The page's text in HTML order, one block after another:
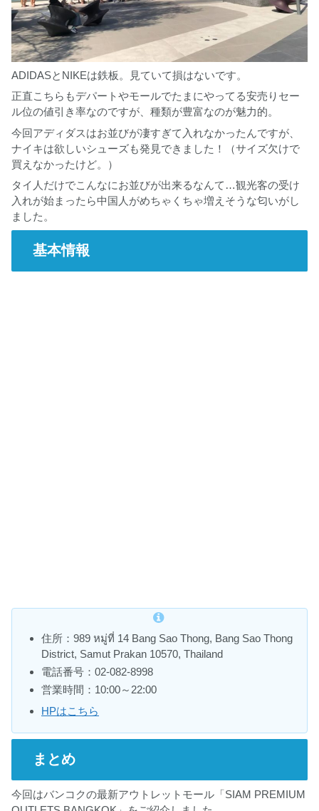
ADIDASとNIKEは鉄板。見ていて損はないです。
正直こちらもデパートやモールでたまにやってる安売りセー
ル位の値引き率なのですが、種類が豊富なのが魅力的。
今回アディダスはお並びが凄すぎて入れなかったんですが、
ナイキは欲しいシューズも発見できました！（サイズ欠けで
買えなかったけど。）
タイ人だけでこんなにお並びが出来るなんて…観光客の受け
入れが始まったら中国人がめちゃくちゃ増えそうな匂いがし
ました。
基本情報
住所：989 หมู่ที่ 14 Bang Sao Thong, Bang Sao Thong
District, Samut Prakan 10570, Thailand
電話番号：02-082-8998
営業時間：10:00～22:00
HPはこちら
まとめ
今回はバンコクの最新アウトレットモール「SIAM PREMIUM